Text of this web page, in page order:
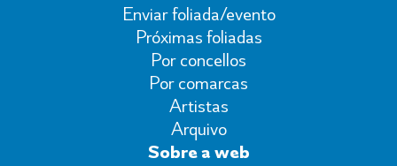
Enviar foliada/evento
Próximas foliadas
Por concellos
Por comarcas
Artistas
Arquivo
Sobre a web